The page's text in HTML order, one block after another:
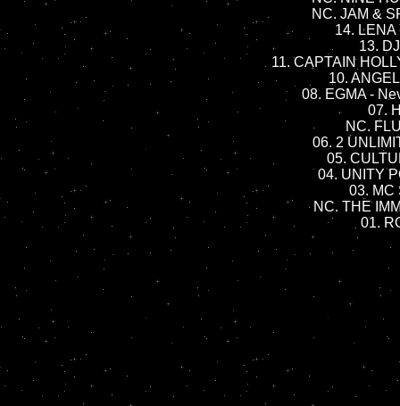
NC. JAM &
14. LENA
13.
11. CAPTAIN
10.
08. EGMA -
07.
NC.
06. 2
05.
04. UNITY
03. MC
NC. THE
01.